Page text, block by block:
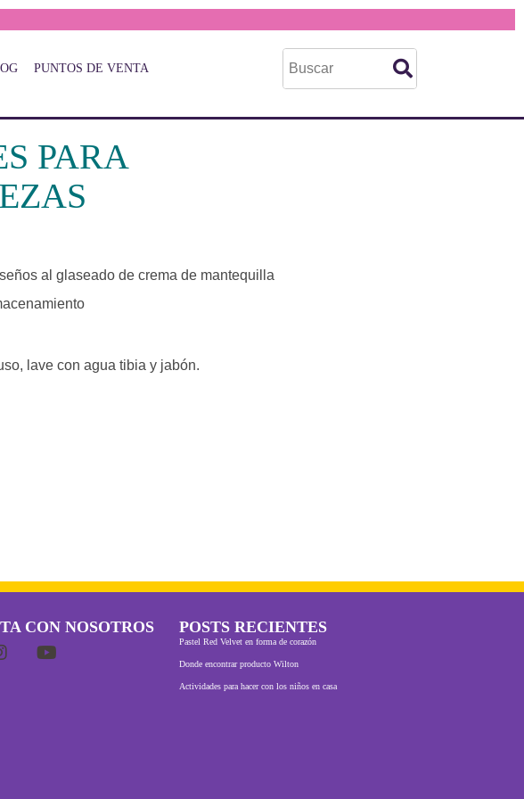
PUNTOS DE VENTA
PARA
al glaseado de crema de mantequilla
lave con agua tibia y jabón.
CON NOSOTROS POSTS RECIENTES
Pastel Red Velvet en forma de corazón
Donde encontrar producto Wilton
Actividades para hacer con los niños en casa